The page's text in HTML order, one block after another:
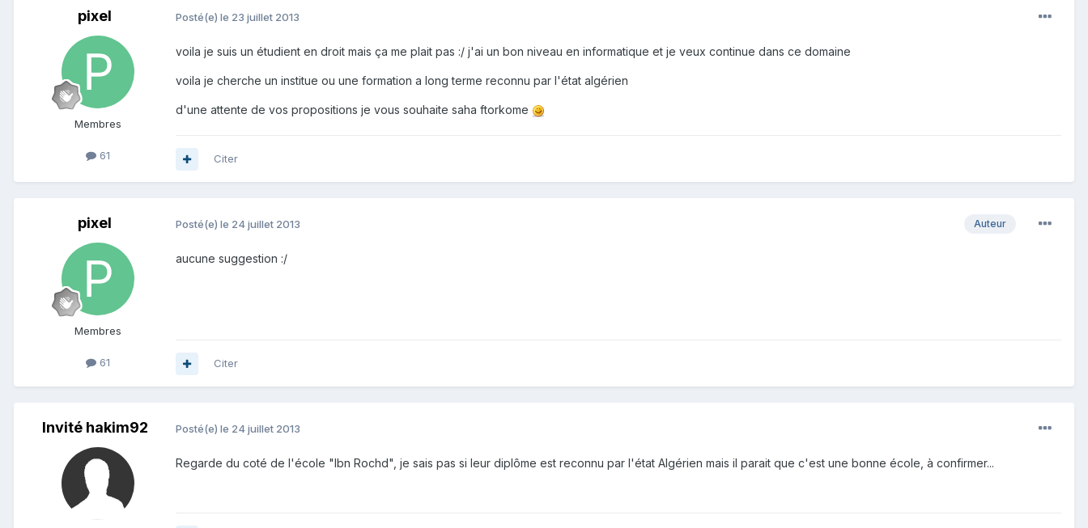
pixel
Membres
61
Posté(e) le 23 juillet 2013
voila je suis un étudient en droit mais ça me plait pas :/ j'ai un bon niveau en informatique et je veux continue dans ce domaine
voila je cherche un institue ou une formation a long terme reconnu par l'état algérien
d'une attente de vos propositions je vous souhaite saha ftorkome
Citer
pixel
Membres
61
Auteur
Posté(e) le 24 juillet 2013
aucune suggestion :/
Citer
Invité hakim92 Posté(e) le 24 juillet 2013
Regarde du coté de l'école "Ibn Rochd", je sais pas si leur diplôme est reconnu par l'état Algérien mais il parait que c'est une bonne école, à confirmer...